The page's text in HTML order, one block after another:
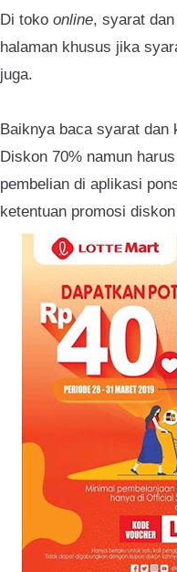
Di toko online, syarat
halaman khusus jika
juga.
Baiknya baca syarat dan
Diskon 70% namun
pembelian di aplikasi
ketentuan promosi